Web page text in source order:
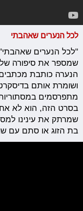
לכל הנערים שאהבתי
"לכל הנערים
שמספר את סיפורה
הנערה כותבת
ושומרת אותם
מתפרסמים
בסרט הזה, הוא לא
שמרתק את עינינו
בת הזוג או סתם עם